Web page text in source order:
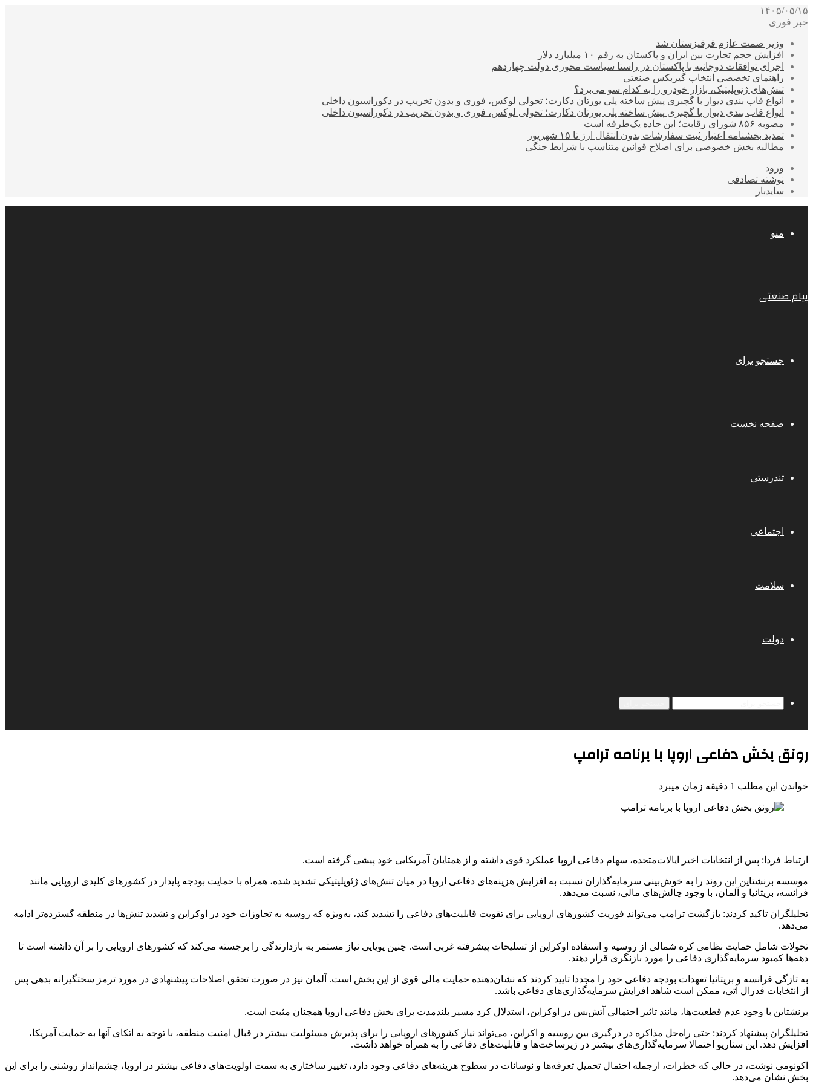
۱۴۰۵/۰۵/۱۵
خبر فوری
وزیر صمت عازم قرقیزستان شد
افزایش حجم تجارت بین ایران و پاکستان به رقم ۱۰ میلیارد دلار
اجرای توافقات دوجانبه با پاکستان در راستا سیاست محوری دولت چهاردهم
راهنمای تخصصی انتخاب گیربکس صنعتی
تنش‌های ژئوپلیتیک، بازار خودرو را به کدام سو می‌برد؟
انواع قاب بندی دیوار با گچبری پیش ساخته پلی یورتان دکارت؛ تحولی لوکس، فوری و بدون تخریب در دکوراسیون داخلی
انواع قاب بندی دیوار با گچبری پیش ساخته پلی یورتان دکارت؛ تحولی لوکس، فوری و بدون تخریب در دکوراسیون داخلی
مصوبه ۸۵۶ شورای رقابت؛ این جاده یک‌طرفه است
تمدید بخشنامه اعتبار ثبت سفارشات بدون انتقال ارز تا ۱۵ شهریور
مطالبه بخش خصوصی برای اصلاح قوانین متناسب با شرایط جنگی
ورود
نوشته تصادفی
سایدبار
منو
پیام صنعتی
جستجو برای
صفحه نخست
تندرستی
اجتماعی
سلامت
دولت
رونق بخش دفاعی اروپا با برنامه ترامپ
خواندن این مطلب 1 دقیقه زمان میبرد
ارتباط فردا: پس از انتخابات اخیر ایالات‌متحده، سهام دفاعی اروپا عملکرد قوی داشته و از همتایان آمریکایی خود پیشی گرفته است.
موسسه برنشتاین این روند را به خوش‌بینی سرمایه‌گذاران نسبت به افزایش هزینه‌های دفاعی اروپا در میان تنش‌های ژئوپلیتیکی تشدید شده، همراه با حمایت بودجه پایدار در کشورهای کلیدی اروپایی مانند
فرانسه، بریتانیا و آلمان، با وجود چالش‌های مالی، نسبت می‌دهد.
تحلیلگران تاکید کردند: بازگشت ترامپ می‌تواند فوریت کشورهای اروپایی برای تقویت قابلیت‌های دفاعی‌ را تشدید کند، به‌ویژه که روسیه به تجاوزات خود در اوکراین و تشدید تنش‌ها در منطقه گسترده‌تر ادامه
می‌دهد.
تحولات شامل حمایت نظامی کره شمالی از روسیه و استفاده اوکراین از تسلیحات پیشرفته غربی است. چنین پویایی نیاز مستمر به بازدارندگی را برجسته می‌کند که کشورهای اروپایی را بر آن داشته است تا
دهه‌ها کمبود سرمایه‌گذاری دفاعی را مورد بازنگری قرار دهند.
به تازگی فرانسه و بریتانیا تعهدات بودجه دفاعی خود را مجددا تایید کردند که نشان‌دهنده حمایت مالی قوی از این بخش است. آلمان نیز در صورت تحقق اصلاحات پیشنهادی در مورد ترمز سختگیرانه بدهی پس
از انتخابات فدرال آتی، ممکن است شاهد افزایش سرمایه‌گذاری‌های دفاعی باشد.
برنشتاین با وجود عدم قطعیت‌ها، مانند تاثیر احتمالی آتش‌بس در اوکراین، استدلال کرد مسیر بلندمدت برای بخش دفاعی اروپا همچنان مثبت است.
تحلیلگران پیشنهاد کردند: حتی راه‌حل مذاکره در درگیری بین روسیه و اکراین، می‌تواند نیاز کشورهای اروپایی را برای پذیرش مسئولیت بیشتر در قبال امنیت منطقه، با توجه به اتکای آنها به حمایت آمریکا،
افزایش دهد. این سناریو احتمالا سرمایه‌گذاری‌های بیشتر در زیرساخت‌ها و قابلیت‌های دفاعی را به همراه خواهد داشت.
اکونومی نوشت، در حالی که خطرات، ازجمله احتمال تحمیل تعرفه‌ها و نوسانات در سطوح هزینه‌های دفاعی وجود دارد، تغییر ساختاری به سمت اولویت‌های دفاعی بیشتر در اروپا، چشم‌انداز روشنی را برای این
بخش نشان می‌دهد.